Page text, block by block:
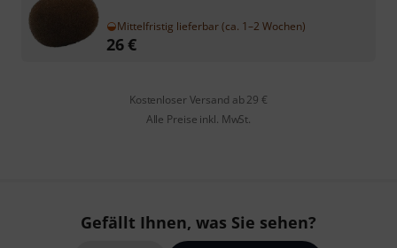
Mittelfristig lieferbar (ca. 1–2 Wochen)
26€
Kostenloser Versand ab 29 €
Alle Preise inkl. MwSt.
Gefällt Ihnen, was Sie sehen?